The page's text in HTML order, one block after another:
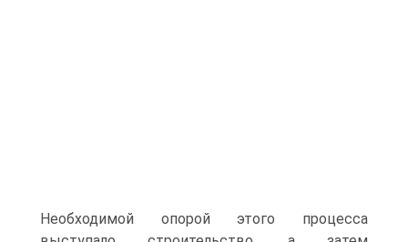
Необходимой опорой этого процесса